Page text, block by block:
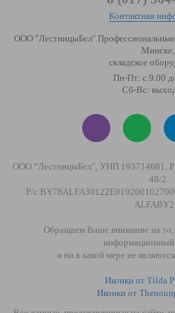
Контактная
ООО "ЛестницыБел" Профессиональные
Минске,
складское
Пн-Пт: с 9.00
Сб-Вс:
ООО “ЛестницыБел”, УНП 193714681,
48/2
Р/с
Обращаем Ваше внимание на то,
информационный
и ни в какой мере не
Иконки от Tilda
Иконки от